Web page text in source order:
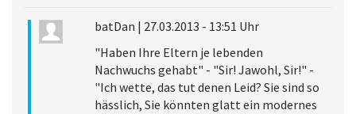
batDan | 27.03.2013 - 13:51 Uhr
"Haben Ihre Eltern je lebenden
Nachwuchs gehabt" - "Sir! Jawohl, Sir!" -
"Ich wette, das tut denen Leid? Sie sind so
hässlich, Sie könnten glatt ein modernes